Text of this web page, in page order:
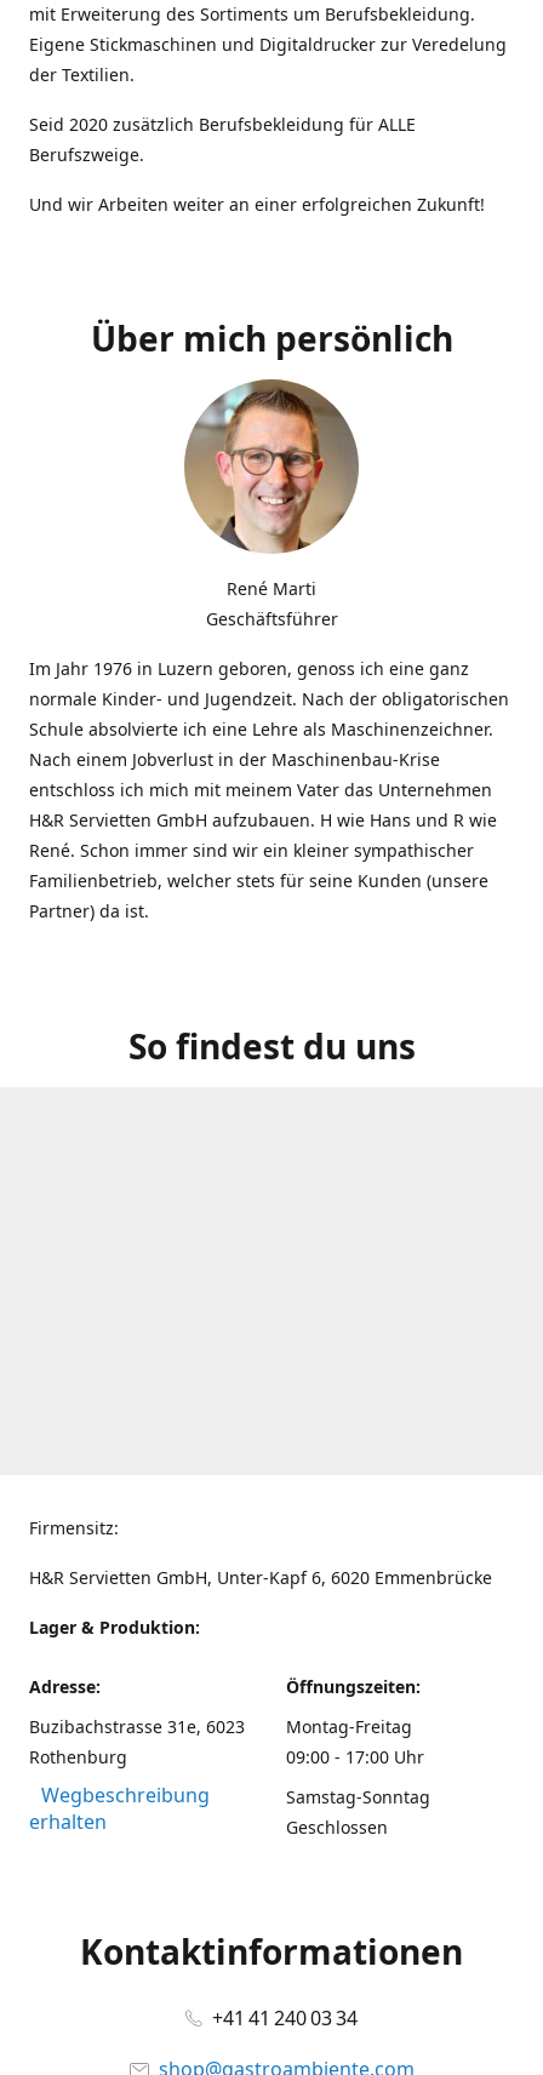
mit Erweiterung des Sortiments um Berufsbekleidung.
Eigene Stickmaschinen und Digitaldrucker zur Veredelung
der Textilien.
Seid 2020 zusätzlich Berufsbekleidung für ALLE
Berufszweige.
Und wir Arbeiten weiter an einer erfolgreichen Zukunft!
Über mich persönlich
René Marti
Geschäftsführer
Im Jahr 1976 in Luzern geboren, genoss ich eine ganz
normale Kinder- und Jugendzeit. Nach der obligatorischen
Schule absolvierte ich eine Lehre als Maschinenzeichner.
Nach einem Jobverlust in der Maschinenbau-Krise
entschloss ich mich mit meinem Vater das Unternehmen
H&R Servietten GmbH aufzubauen. H wie Hans und R wie
René. Schon immer sind wir ein kleiner sympathischer
Familienbetrieb, welcher stets für seine Kunden (unsere
Partner) da ist.
So findest du uns
Firmensitz:
H&R Servietten GmbH, Unter-Kapf 6, 6020 Emmenbrücke
Lager & Produktion:
Adresse:
Buzibachstrasse 31e, 6023
Rothenburg
Wegbeschreibung
erhalten
Öffnungszeiten:
Montag-Freitag
09:00 - 17:00 Uhr
Samstag-Sonntag
Geschlossen
Kontaktinformationen
+41 41 240 03 34
shop@gastroambiente.com